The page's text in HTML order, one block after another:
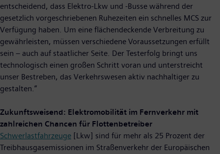
entscheidend, dass Elektro-Lkw und -Busse während der
gesetzlich vorgeschriebenen Ruhezeiten ein schnelles MCS zur
Verfügung haben. Um eine flächendeckende Verbreitung zu
gewährleisten, müssen verschiedene Voraussetzungen erfüllt
sein – auch auf staatlicher Seite. Der Testerfolg bringt uns
technologisch einen großen Schritt voran und unterstreicht
unser Bestreben, das Verkehrswesen aktiv nachhaltiger zu
gestalten.“
Zukunftsweisend: Elektromobilität im Fernverkehr mit
zahlreichen Chancen für Flottenbetreiber
Schwerlastfahrzeuge [Lkw] sind für mehr als 25 Prozent der
Treibhausgasemissionen im Straßenverkehr der Europäischen